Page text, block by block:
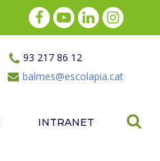
93 217 86 12
balmes@escolapia.cat
INTRANET